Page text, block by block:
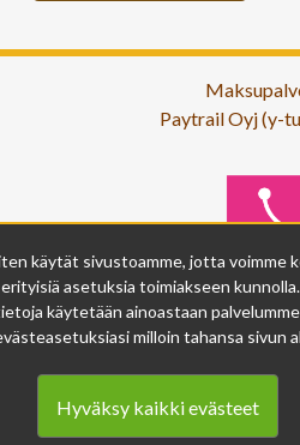
Paytrail Oyj (y-
käytät sivustoamme, jotta
asetuksia toimiakseen
käytetään ainoastaan
milloin tahansa
Hyväksy kaikki evästeet